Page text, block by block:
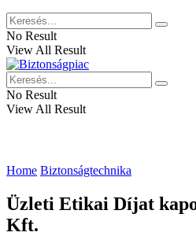
No Result
View All Result
No Result
View All Result
Home Biztonságtechnika
Üzleti Etikai Díjat
Kft.